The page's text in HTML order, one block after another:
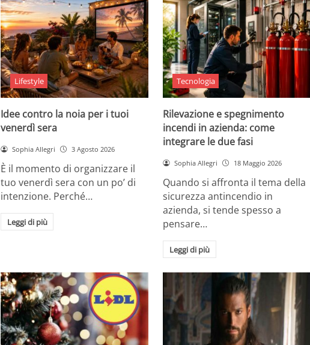
Lifestyle
Idee contro la noia per i tuoi
venerdì sera
Sophia Allegri 3 Agosto 2026
È il momento di organizzare il
tuo venerdì sera con un po’ di
intenzione. Perché…
Leggi di più
Tecnologia
Rilevazione e spegnimento
incendi in azienda: come
integrare le due fasi
Sophia Allegri 18 Maggio 2026
Quando si affronta il tema della
sicurezza antincendio in
azienda, si tende spesso a
pensare…
Leggi di più